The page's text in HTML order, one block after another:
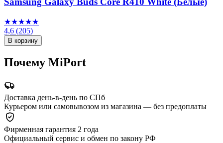
★★★★★
4,6 (205)
В корзину
Почему MiPort
Доставка день-в-день по СПб
Курьером или самовывозом из магазина — без предоплаты
Фирменная гарантия 2 года
Официальный сервис и обмен по закону РФ